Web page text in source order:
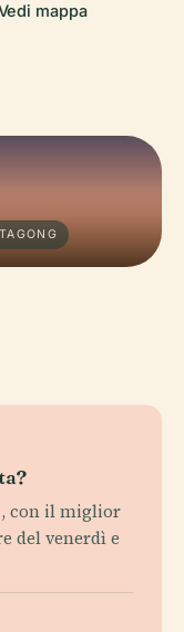
mappa
con il miglior
del venerdì e